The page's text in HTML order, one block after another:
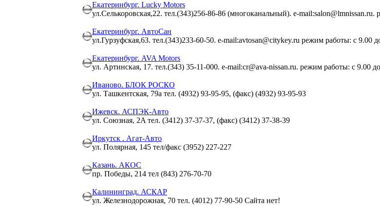
Екатеринбург. Lucky Motors
ул.Селькоровская,22. тел.(343)256-86-86 (многоканальный). e-
Екатеринбург. АвтоСан
ул.Гурзуфская,63. тел.(343)233-60-50. e-mail:avtosan@citykey.ru режим работы: с 9.00
Екатеринбург. AVA Motors
ул. Артинская, 17. тел.(343) 35-11-000. e-mail:cr@ava-nissan.ru. режим работы: с 9.00
Иваново. БЛОК РОСКО
ул. Ташкентская, 79а тел. (4932) 93-95-95, (факс) (4932) 93-95-93
Ижевск. АСПЭК-Авто
ул. Союзная, 2A тел. (3412) 37-37-37, (факс) (3412) 37-38-39
Иркутск . Агат-Авто
ул. Полярная, 145 тел/факс (3952) 227-227
Казань. АКОС
пр. Победы, 214 тел (843) 276-70-70
Калининград. АСКАР
ул. Железнодорожная, 70 тел. (4012) 77-90-50 Сайта нет!